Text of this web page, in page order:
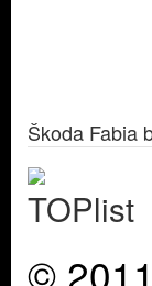
Škoda Fabia
©